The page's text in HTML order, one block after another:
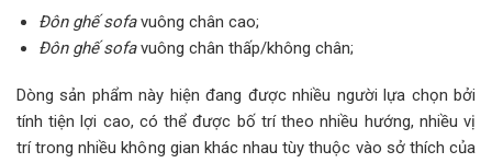
Đôn ghế sofavuông chân cao;
Đôn ghế sofavuông chân thấp/không chân;
Dòng sản phẩm này hiện đang được nhiều người lựa chọn bởi
tính tiện lợi cao, có thể được bố trí theo nhiều hướng, nhiều vị
trí trong nhiều không gian khác nhau tùy thuộc vào sở thích của